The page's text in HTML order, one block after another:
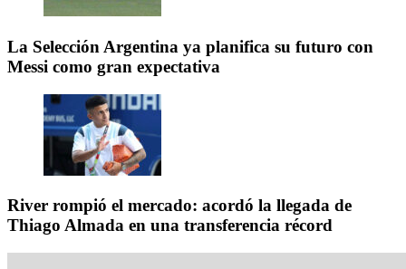
La Selección Argentina ya planifica su futuro con
Messi como gran expectativa
River rompió el mercado: acordó la llegada de
Thiago Almada en una transferencia récord